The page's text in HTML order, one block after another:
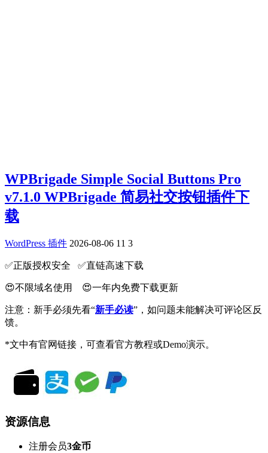
WPBrigade Simple Social Buttons Pro
v7.1.0 WPBrigade 简易社交按钮插件下
载
WordPress 插件 2026-08-06 11 3
✅️正版授权安全 ✅️直链高速下载
😍不限域名使用 😍一年内免费下载更新
注意：新手必须先看“新手必读”，如问题未能解决可评论区反
馈。
*文中有官网链接，可查看官方教程或Demo演示。
资源信息
注册会员3金币